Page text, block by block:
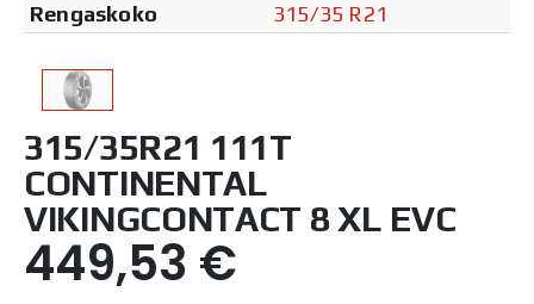
Rengaskoko
315/35 R21
315/35R21 111T
CONTINENTAL
VIKINGCONTACT 8 XL EVC
449,53 €